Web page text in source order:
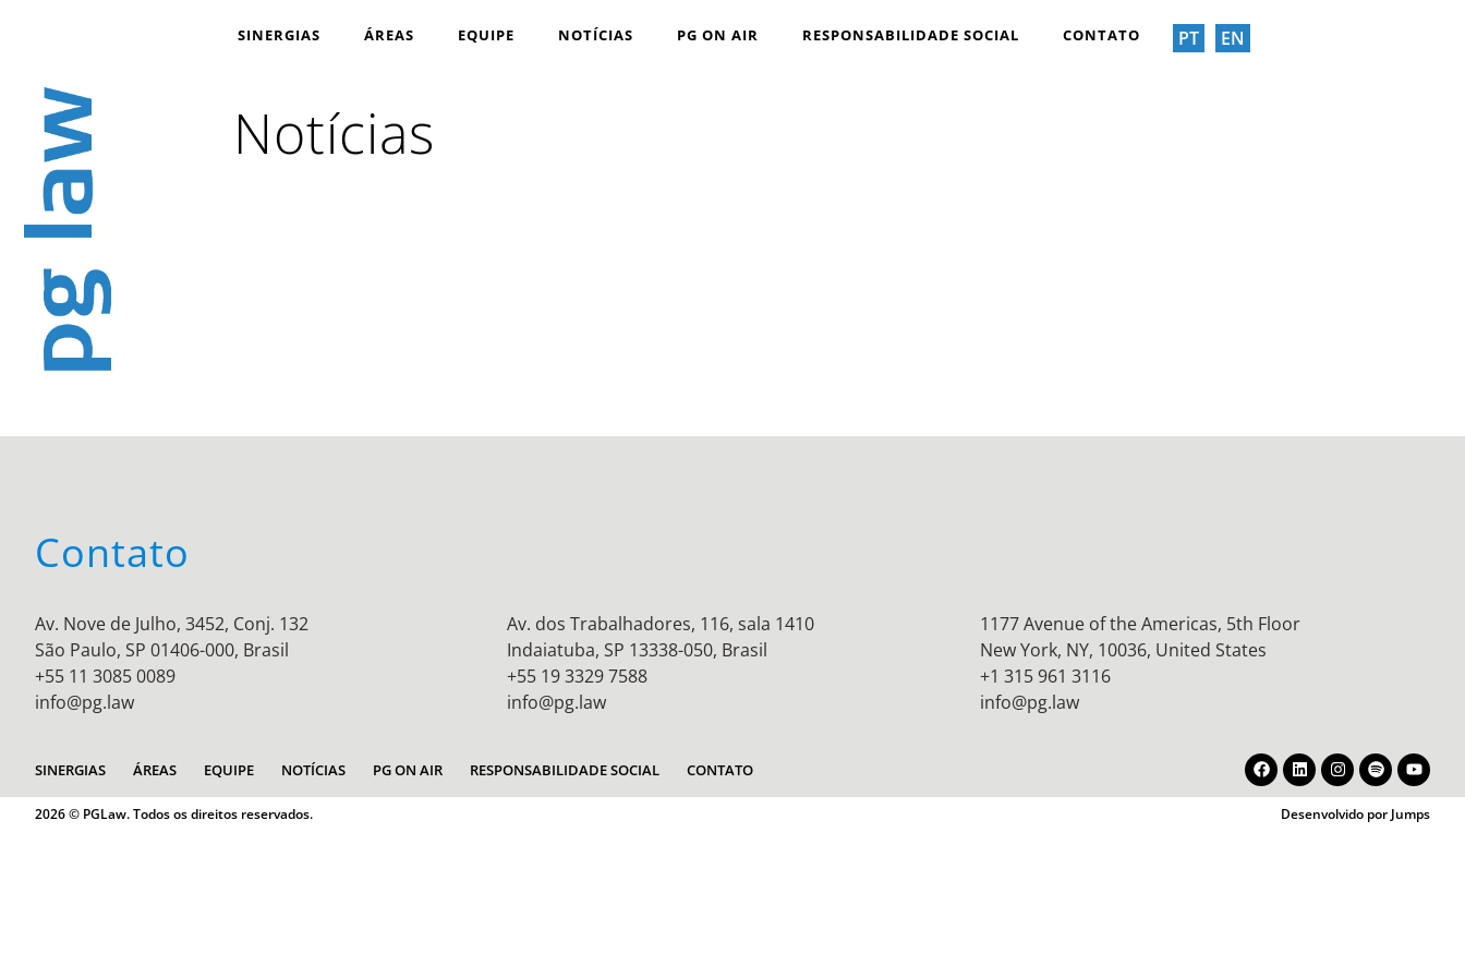
SINERGIAS ÁREAS EQUIPE NOTÍCIAS PG ON AIR RESPONSABILIDADE SOCIAL CONTATO PT EN
Notícias
Contato
Av. Nove de Julho, 3452, Conj. 132
São Paulo, SP 01406-000, Brasil
+55 11 3085 0089
info@pg.law
Av. dos Trabalhadores, 116, sala 1410
Indaiatuba, SP 13338-050, Brasil
+55 19 3329 7588
info@pg.law
1177 Avenue of the Americas, 5th Floor
New York, NY, 10036, United States
+1 315 961 3116
info@pg.law
SINERGIAS ÁREAS EQUIPE NOTÍCIAS PG ON AIR RESPONSABILIDADE SOCIAL CONTATO
2026 © PGLaw. Todos os direitos reservados. Desenvolvido por Jumps